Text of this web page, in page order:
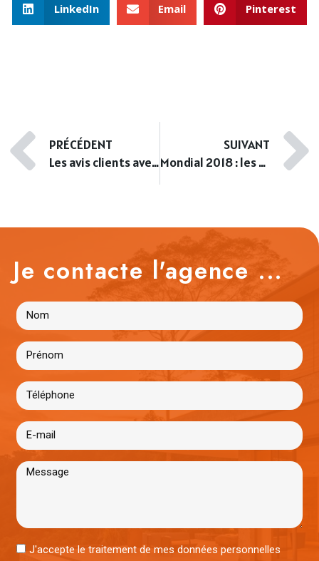
LinkedIn Email Pinterest
PRÉCÉDENT
Les avis clients avec Opinion System
SUIVANT
Mondial 2018 : les Bleus à Istra
Je contacte l'agence ...
J'accepte le traitement de mes données personnelles